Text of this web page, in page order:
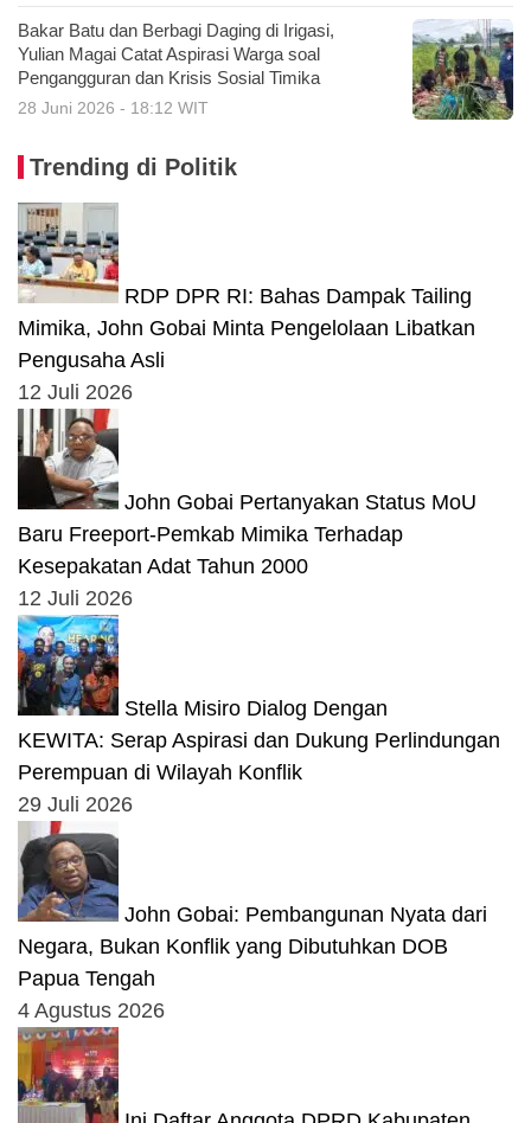
Bakar Batu dan Berbagi Daging di Irigasi,
Yulian Magai Catat Aspirasi Warga soal
Pengangguran dan Krisis Sosial Timika
28 Juni 2026 - 18:12 WIT
Trending di Politik
RDP DPR RI: Bahas Dampak Tailing
Mimika, John Gobai Minta Pengelolaan Libatkan
Pengusaha Asli
12 Juli 2026
John Gobai Pertanyakan Status MoU
Baru Freeport-Pemkab Mimika Terhadap
Kesepakatan Adat Tahun 2000
12 Juli 2026
Stella Misiro Dialog Dengan
KEWITA: Serap Aspirasi dan Dukung Perlindungan
Perempuan di Wilayah Konflik
29 Juli 2026
John Gobai: Pembangunan Nyata dari
Negara, Bukan Konflik yang Dibutuhkan DOB
Papua Tengah
4 Agustus 2026